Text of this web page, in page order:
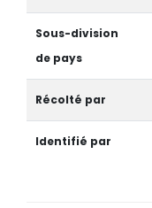
Sous-division
de pays
Récolté par
Identifié par